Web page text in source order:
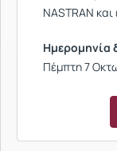
NASTRAN
Ημερομηνία
Πέμπτη 7